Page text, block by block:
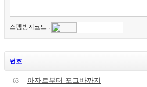
스팸방지코드 :
번호
63 아자르부터 포그바까지